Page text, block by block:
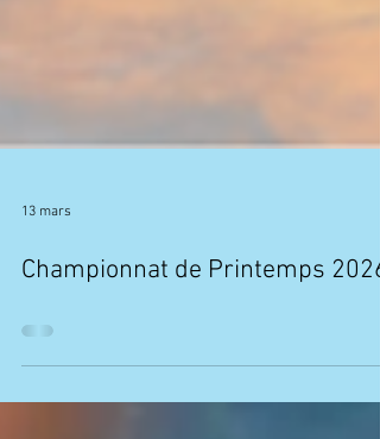
13 mars
Championnat de Printemps 2026